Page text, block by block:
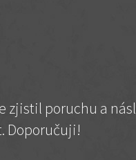
zjistil poruchu a
Doporučuji!